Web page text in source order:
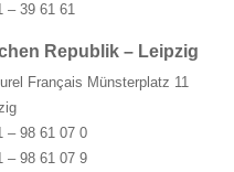
– 39 61 61
Republik – Leipzig
Français Münsterplatz 11
– 98 61 07 0
– 98 61 07 9